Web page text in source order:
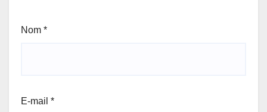
Nom *
E-mail *